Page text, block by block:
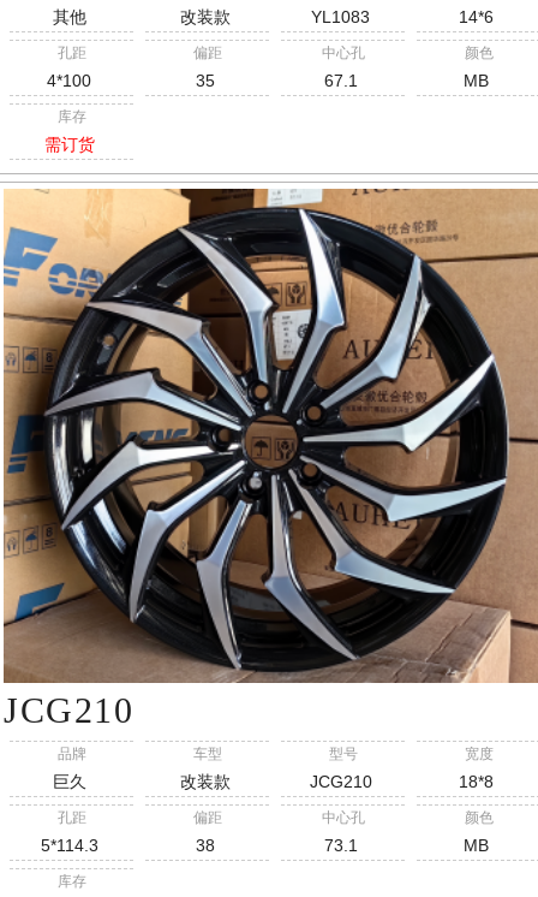
其他 改装款 YL1083 14*6
孔距
4*100
偏距
35
中心孔
67.1
颜色
MB
库存
需订货
JCG210
品牌
巨久
车型
改装款
型号
JCG210
宽度
18*8
孔距
5*114.3
偏距
38
中心孔
73.1
颜色
MB
库存